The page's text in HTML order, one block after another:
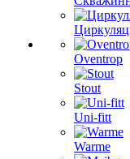
Oventrop
Stout
Uni-fitt
Warme